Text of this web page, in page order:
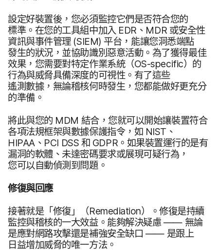
設定​好​裝置​後，​您​必須​監控​它們​是否​符​合您​的​
標準。​在​您​的​工具組​中​加入 EDR 、 MDR 或​安全性​
資訊​與​事件​管理 (SIEM) 平台，​能​讓​您洞悉端點​
發生​的​狀況，​並​協助​識別​惡意​活動。​為了​獲得​最佳​
效果，​您​需要​對​特定​作業​系統​（OS-specific）​的​
行為​與​威脅​具備​深度​的​可視性。​有​了​這些​
遙測數據，​無論​稽​核何​時​發生，​您都​能​做好​更​充分​
的​準備。
將​此​與​您​的 MDM 結合，​您就​可以​開始​讓​裝置​符合​
各​項​法規框架​與​數據​保護​指令，​如 NIST 、
HIPAA 、 PCI DSS 和 GDPR 。​如果​裝置​運行​的​是​有​
漏洞​的​軟體、​未​達​密碼​要求​或​展現​可​疑行為，​
您可以​自動偵測到​問題。
修復​與​回應
接​著​就是​「修復」​（Remediation）。​修復​是​持續​
監控​與​稽核​的​一​大​效益。​能夠​解決​疑​慮 —— 無論​
是​應​對​網路​攻擊​還是​補強​安全​缺口 —— 是​跟上​
日益​增加​威脅​的​唯一​方法。